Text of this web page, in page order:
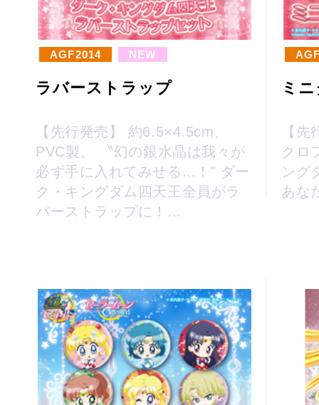
AGF2014 NEW
ラバーストラップ
【先行発売】 約6.5×4.5cm、
PVC製。 〝幻の銀水晶は我々が
必ず手に入れてみせる...！" ダー
ク・キングダム四天王全員がラ
バーストラップに！...
ミ
【
クロ
ング
あな